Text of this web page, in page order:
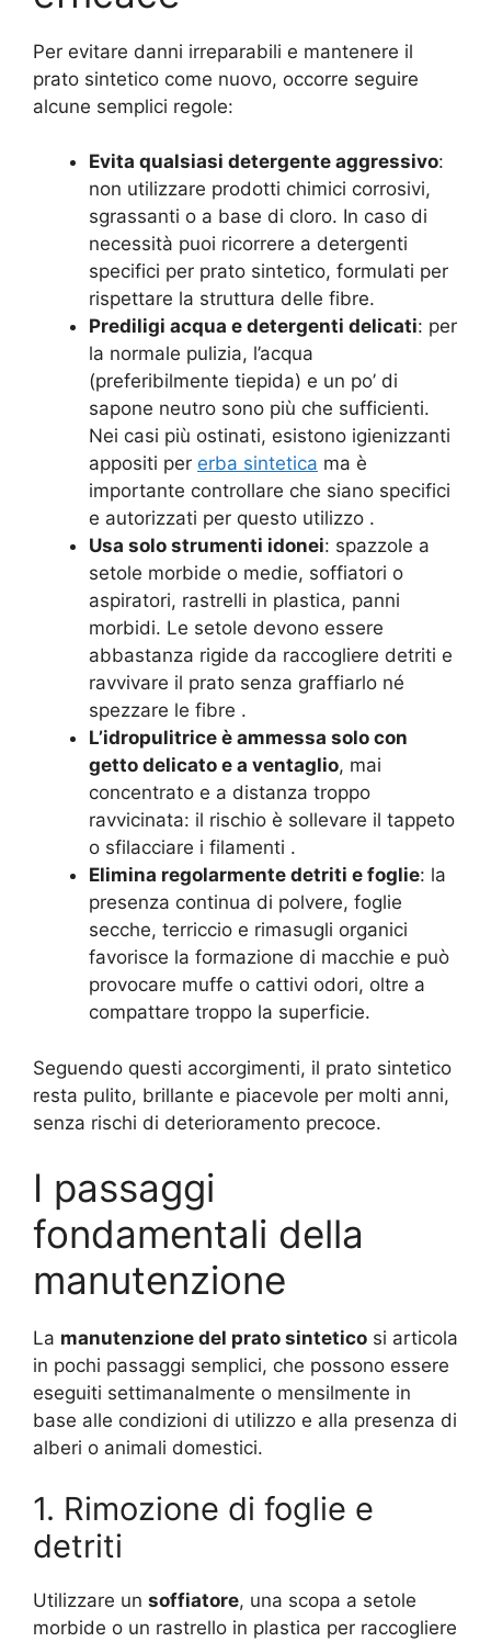
Per evitare danni irreparabili e mantenere il
prato sintetico come nuovo, occorre seguire
alcune semplici regole:
Evita qualsiasi detergente aggressivo:
non utilizzare prodotti chimici corrosivi,
sgrassanti o a base di cloro. In caso di
necessità puoi ricorrere a detergenti
specifici per prato sintetico, formulati per
rispettare la struttura delle fibre.
Prediligi acqua e detergenti delicati: per
la normale pulizia, l’acqua
(preferibilmente tiepida) e un po’ di
sapone neutro sono più che sufficienti.
Nei casi più ostinati, esistono igienizzanti
appositi per erba sintetica ma è
importante controllare che siano specifici
e autorizzati per questo utilizzo .
Usa solo strumenti idonei: spazzole a
setole morbide o medie, soffiatori o
aspiratori, rastrelli in plastica, panni
morbidi. Le setole devono essere
abbastanza rigide da raccogliere detriti e
ravvivare il prato senza graffiarlo né
spezzare le fibre .
L’idropulitrice è ammessa solo con
getto delicato e a ventaglio, mai
concentrato e a distanza troppo
ravvicinata: il rischio è sollevare il tappeto
o sfilacciare i filamenti .
Elimina regolarmente detriti e foglie: la
presenza continua di polvere, foglie
secche, terriccio e rimasugli organici
favorisce la formazione di macchie e può
provocare muffe o cattivi odori, oltre a
compattare troppo la superficie.
Seguendo questi accorgimenti, il prato sintetico
resta pulito, brillante e piacevole per molti anni,
senza rischi di deterioramento precoce.
I passaggi
fondamentali della
manutenzione
La manutenzione del prato sintetico si articola
in pochi passaggi semplici, che possono essere
eseguiti settimanalmente o mensilmente in
base alle condizioni di utilizzo e alla presenza di
alberi o animali domestici.
1. Rimozione di foglie e
detriti
Utilizzare un soffiatore, una scopa a setole
morbide o un rastrello in plastica per raccogliere